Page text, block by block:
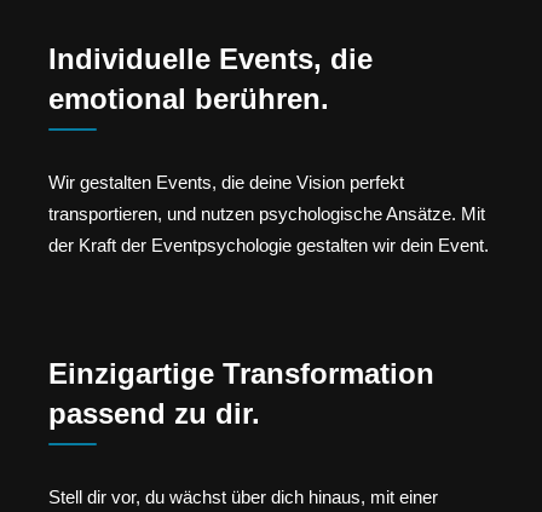
Individuelle Events, die
emotional berühren.
Wir gestalten Events, die deine Vision perfekt
transportieren, und nutzen psychologische Ansätze. Mit
der Kraft der Eventpsychologie gestalten wir dein Event.
Einzigartige Transformation
passend zu dir.
Stell dir vor, du wächst über dich hinaus, mit einer